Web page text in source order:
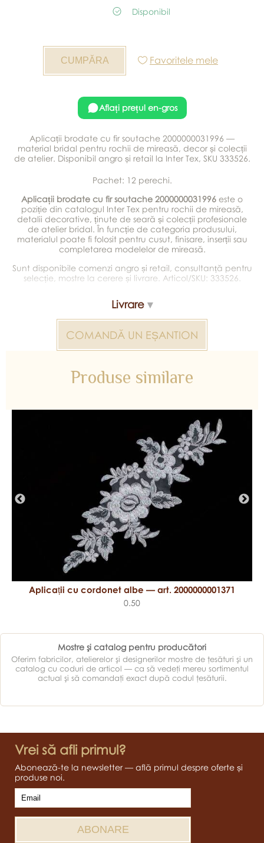
Disponibil
Favoritele mele
Aflați prețul en-gros
Aplicații brodate cu fir soutache 2000000031996 —
material bridal pentru rochii de mireasă, decor și colecții
de atelier. Disponibil angro și retail la Inter Tex, SKU 333526.
Pachet: 12 perechi.
Aplicații brodate cu fir soutache 2000000031996 este o
poziție din catalogul Inter Tex pentru rochii de mireasă,
detalii decorative, ținute de seară și colecții profesionale
de atelier bridal. În funcție de categoria produsului,
materialul poate fi folosit pentru cusut, finisare, inserții sau
completarea modelelor de mireasă.
Sunt disponibile comenzi angro și retail, consultanță pentru
selecție, mostre la cerere și livrare. Articol/SKU: 333526.
Livrare
COMANDĂ UN EȘANTION
Produse similare
Aplicații cu cordonet albe — art. 2000000001371
0.50
Mostre şi catalog pentru producători
Oferim fabricilor, atelierelor şi designerilor mostre de ţesături şi un
catalog cu coduri de articol — ca să vedeţi mereu sortimentul
actual şi să comandaţi exact după codul ţesăturii.
Vrei să afli primul?
Abonează-te la newsletter — află primul despre oferte și
produse noi.